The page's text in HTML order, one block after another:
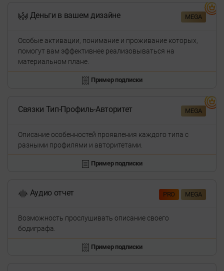
MEGA
Деньги в вашем дизайне
Особые активации, понимание и проживание которых,
помогут вам эффективнее реализовываться на
материальном плане.
Пример подписки
MEGA
Связки Тип-Профиль-Авторитет
Описание особенностей проявления каждого типа с
разными профилями и авторитетами.
Пример подписки
PRO MEGA
Аудио отчет
Возможность прослушивать описание своего
бодиграфа.
Пример подписки